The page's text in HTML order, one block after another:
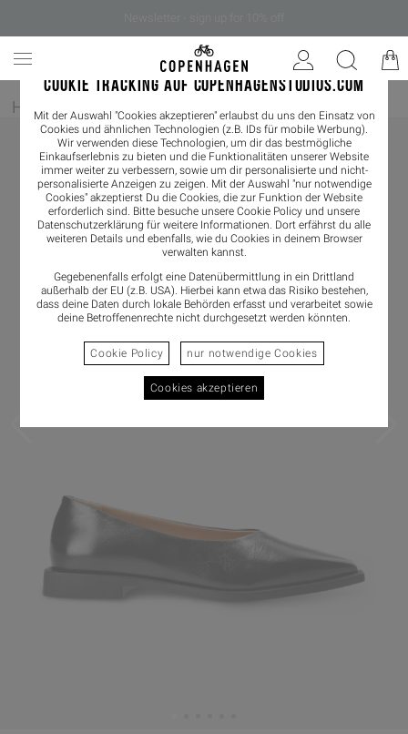
COOKIE TRACKING AUF COPENHAGENSTUDIOS.COM
Mit der Auswahl "Cookies akzeptieren" erlaubst du uns den Einsatz von
Cookies und ähnlichen Technologien (z.B. IDs für mobile Werbung).
Wir verwenden diese Technologien, um dir das bestmögliche
Einkaufserlebnis zu bieten und die Funktionalitäten unserer Website
immer weiter zu verbessern, sowie um dir personalisierte und nicht-
personalisierte Anzeigen zu zeigen. Mit der Auswahl "nur notwendige
Cookies" akzeptierst Du die Cookies, die zur Funktion der Website
erforderlich sind. Bitte besuche unsere Cookie Policy und unsere
Datenschutzerklärung für weitere Informationen. Dort erfährst du alle
weiteren Details und ebenfalls, wie du Cookies in deinem Browser
verwalten kannst.
Gegebenenfalls erfolgt eine Datenübermittlung in ein Drittland
außerhalb der EU (z.B. USA). Hierbei kann etwa das Risiko bestehen,
dass deine Daten durch lokale Behörden erfasst und verarbeitet sowie
deine Betroffenenrechte nicht durchgesetzt werden könnten.
Cookie Policy nur notwendige Cookies
Cookies akzeptieren
Home / Damen/ Ballerina